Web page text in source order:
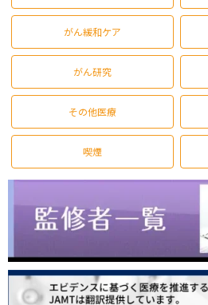
がん緩和ケア
がん研究
その他医療
喫煙